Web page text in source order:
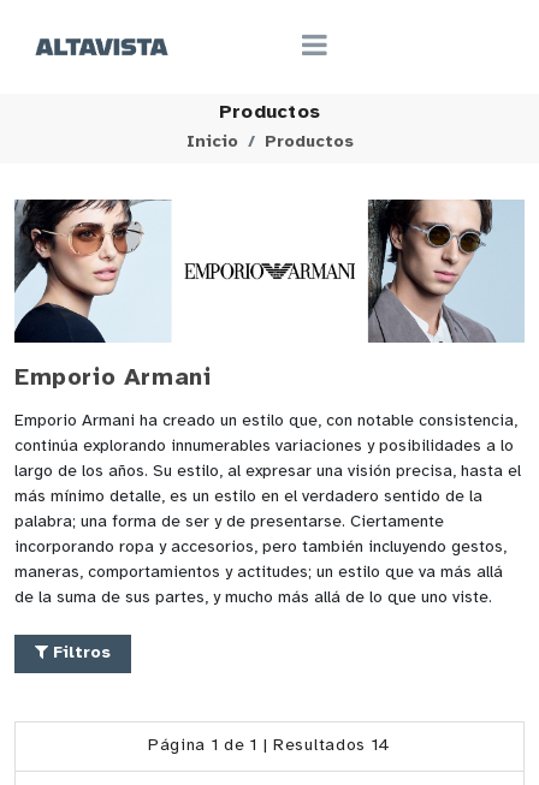
Productos
Inicio Productos
Emporio Armani
Emporio Armani ha creado un estilo que, con notable consistencia,
continúa explorando innumerables variaciones y posibilidades a lo
largo de los años. Su estilo, al expresar una visión precisa, hasta el
más mínimo detalle, es un estilo en el verdadero sentido de la
palabra; una forma de ser y de presentarse. Ciertamente
incorporando ropa y accesorios, pero también incluyendo gestos,
maneras, comportamientos y actitudes; un estilo que va más allá
de la suma de sus partes, y mucho más allá de lo que uno viste.
Filtros
Página 1 de 1 | Resultados 14